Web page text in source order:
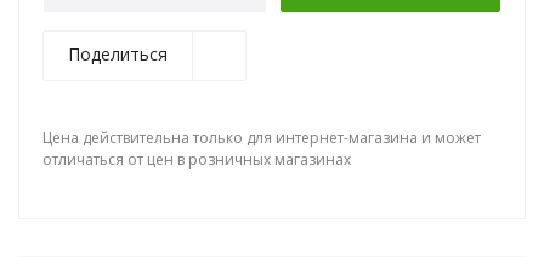
Поделиться
Цена действительна только для интернет-магазина и может
отличаться от цен в розничных магазинах